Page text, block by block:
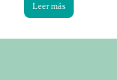
Leer más